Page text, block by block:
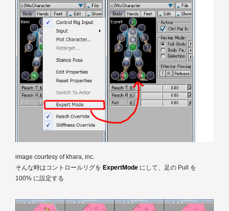
image courtesy of khara, inc.
そんな時はコントロールリグを ExpertMode にして、足の Pull を
100% に設定する